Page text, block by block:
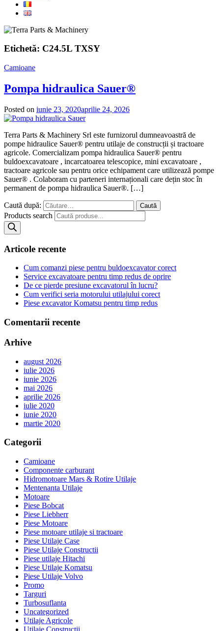
Etichetă: C24.5L TXSY
Camioane
Pompa hidraulica Sauer®
Posted on iunie 23, 2020aprilie 24, 2026
Terra Parts & Machinery Srl este furnizorul dumneavoastră de
pompe hidraulice Sauer® pentru utilaje de construcții și tractoare
agricole. Comercializam pompa hidraulica Sauer® pentru
buldoexcavatoare , incarcatoarea telescopice, mini excavatoare ,
tractoare agricole sau pentru orice echipament care utilizează pompe
Sauer® . Colaboram cu parteneri internaționali care dețin stoc în
permanent de pompa hidraulica Sauer®. […]
Caută după:
Products search
Articole recente
Cum comanzi piese pentru buldoexcavator corect
Service excavatoare pentru timp redus de oprire
De ce pierde presiune excavatorul în lucru?
Cum verifici seria motorului utilajului corect
Piese excavator Komatsu pentru timp redus
Comentarii recente
Arhive
august 2026
iulie 2026
iunie 2026
mai 2026
aprilie 2026
iulie 2020
iunie 2020
martie 2020
Categorii
Camioane
Componente carburant
Hidromotoare Mars & Rotire Utilaje
Mentenanta Utilaje
Motoare
Piese Bobcat
Piese Liebherr
Piese Motoare
Piese motoare utilaje si tractoare
Piese Utilaje Case
Piese Utilaje Constructii
Piese utilaje Hitachi
Piese Utilaje Komatsu
Piese Utilaje Volvo
Promo
Targuri
Turbosuflanta
Uncategorized
Utilaje Agricole
Utilaje Constructii